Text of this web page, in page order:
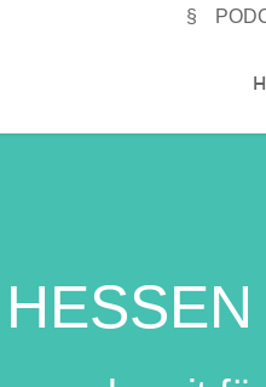
§
HESSEN